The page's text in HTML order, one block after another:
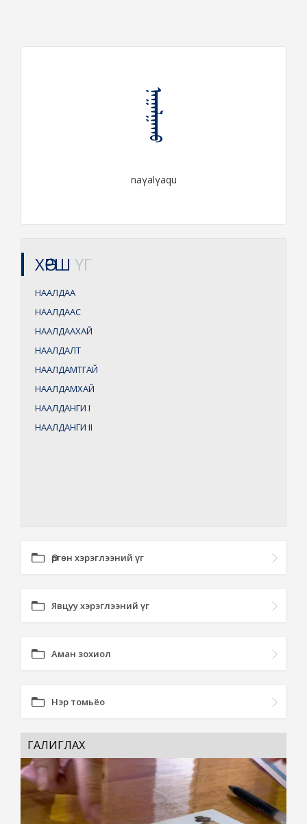
ᠨᠠᠭᠠᠯᠭᠠᠬᠤ
naγalγaqu
ХӨРШ ҮГ
НААЛДАА
НААЛДААС
НААЛДААХАЙ
НААЛДАЛТ
НААЛДАМТГАЙ
НААЛДАМХАЙ
НААЛДАНГИ I
НААЛДАНГИ II
Өргөн хэрэглээний үг
Явцуу хэрэглээний үг
Аман зохиол
Нэр томьёо
ГАЛИГЛАХ